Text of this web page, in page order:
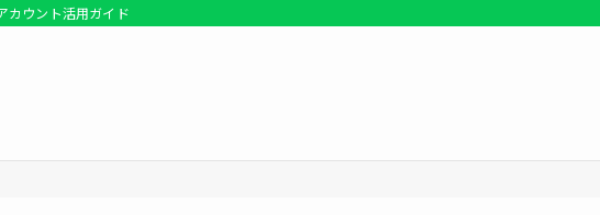
カウント活用ガイド